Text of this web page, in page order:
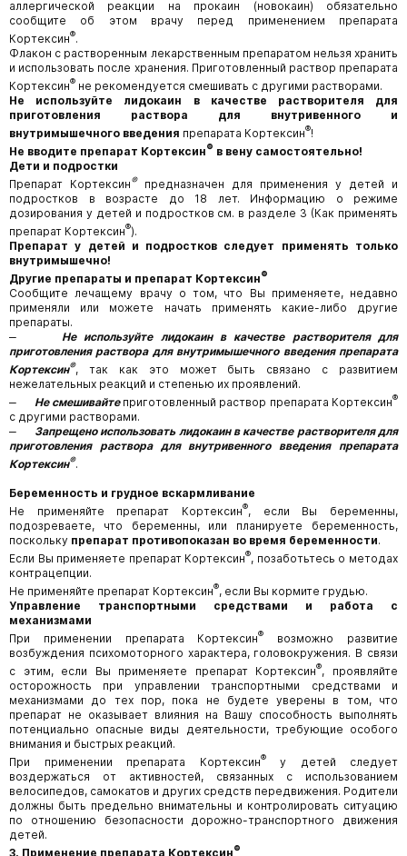
аллергической реакции на прокаин (новокаин) обязательно
сообщите об этом врачу перед применением препарата
Кортексин®.
Флакон с растворенным лекарственным препаратом нельзя хранить
и использовать после хранения. Приготовленный раствор препарата
Кортексин® не рекомендуется смешивать с другими растворами.
Не используйте лидокаин в качестве растворителя для
приготовления раствора для внутривенного и
внутримышечного введения препарата Кортексин®!
Не вводите препарат Кортексин® в вену самостоятельно!
Дети и подростки
Препарат Кортексин®предназначен для применения у детей и
подростков в возрасте до 18 лет. Информацию о режиме
дозирования у детей и подростков см. в разделе 3 (Как применять
препарат Кортексин®).
Препарат у детей и подростков следует применять только
внутримышечно!
Другие препараты и препарат Кортексин®
Сообщите лечащему врачу о том, что Вы применяете, недавно
применяли или можете начать применять какие-либо другие
препараты.
‒ Не используйте лидокаин в качестве растворителя для
приготовления раствора для внутримышечного введения препарата
Кортексин®, так как это может быть связано с развитием
нежелательных реакций и степенью их проявлений.
‒ Не смешивайте приготовленный раствор препарата Кортексин®
с другими растворами.
‒ Запрещено использовать лидокаин в качестве растворителя для
приготовления раствора для внутривенного введения препарата
Кортексин®.
Беременность и грудное вскармливание
Не применяйте препарат Кортексин®, если Вы беременны,
подозреваете, что беременны, или планируете беременность,
поскольку препарат противопоказан во время беременности.
Если Вы применяете препарат Кортексин®, позаботьтесь о методах
контрацепции.
Не применяйте препарат Кортексин®, если Вы кормите грудью.
Управление транспортными средствами и работа с
механизмами
При применении препарата Кортексин®
возможно развитие
возбуждения психомоторного характера, головокружения. В связи
с этим, если Вы применяете препарат Кортексин®, проявляйте
осторожность при управлении транспортными средствами и
механизмами до тех пор, пока не будете уверены в том, что
препарат не оказывает влияния на Вашу способность выполнять
потенциально опасные виды деятельности, требующие особого
внимания и быстрых реакций.
При применении препарата Кортексин®у детей следует
воздержаться от активностей, связанных с использованием
велосипедов, самокатов и других средств передвижения. Родители
должны быть предельно внимательны и контролировать ситуацию
по отношению безопасности дорожно-транспортного движения
детей.
3. Применение препарата Кортексин®